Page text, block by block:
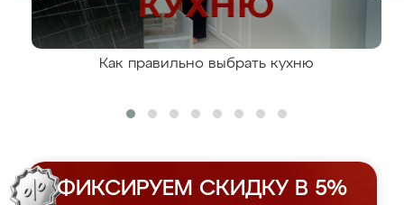
Как правильно выбрать кухню
ФИКСИРУЕМ СКИДКУ В 5%